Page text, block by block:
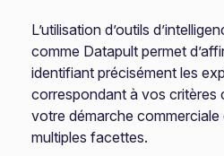
L’utilisation d’outils
comme Datapult permet
identifiant précisément les
correspondant à vos critères
votre démarche
multiples facettes.